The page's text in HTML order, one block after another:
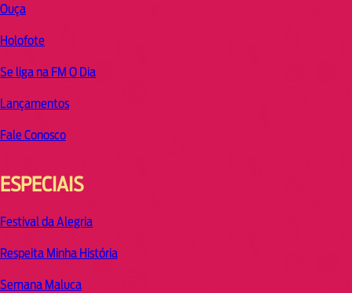
Ouça
Holofote
Se liga na FM O Dia
Lançamentos
Fale Conosco
ESPECIAIS
Festival da Alegria
Respeita Minha História
Semana Maluca